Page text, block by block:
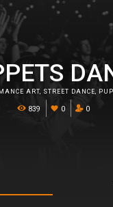
ART, STREET DANCE,
839 0 0